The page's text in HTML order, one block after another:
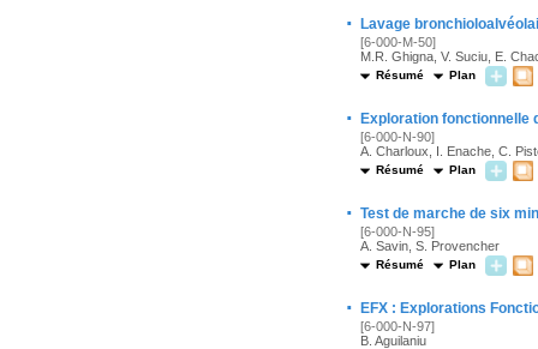
· Lavage
[6-000-M-50]
M.R. Ghigna, V. Suciu, E.
Résumé Plan
· Exploration
[6-000-N-90]
A. Charloux, I. Enache, C.
Résumé Plan
· Test de marche de six
[6-000-N-95]
A. Savin, S. Provencher
Résumé Plan
· EFX : Explorations
[6-000-N-97]
B. Aguilaniu